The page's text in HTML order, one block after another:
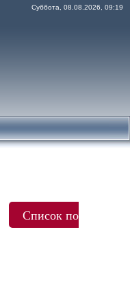
Суббота, 08.08.2026, 09:19
Список по